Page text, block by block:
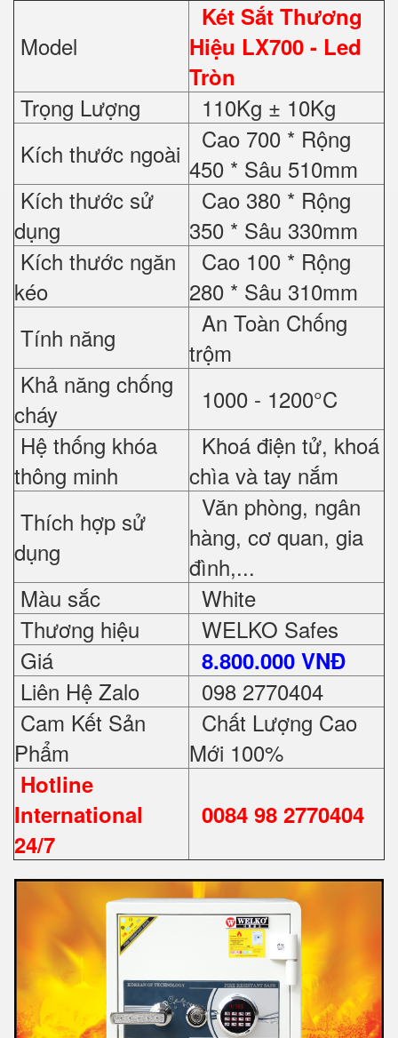
Model
Két Sắt Thương
Hiệu LX700 - Led
Tròn
Trọng Lượng
110Kg ± 10Kg
Kích thước ngoài
Cao 700 * Rộng
450 * Sâu 510mm
Kích thước sử
dụng
Cao 380 * Rộng
350 * Sâu 330mm
Kích thước ngăn
kéo
Cao 100 * Rộng
280 * Sâu 310mm
Tính năng
An Toàn Chống
trộm
Khả năng chống
cháy
1000 - 1200°C
Hệ thống khóa
thông minh
Khoá điện tử, khoá
chìa và tay nắm
Thích hợp sử
dụng
Văn phòng, ngân
hàng, cơ quan, gia
đình,...
Màu sắc
White
Thương hiệu
WELKO Safes
Giá
8.800.000 VNĐ
Liên Hệ Zalo
098 2770404
Cam Kết Sản
Phẩm
Chất Lượng Cao
Mới 100%
Hotline
International
24/7
0084 98 2770404